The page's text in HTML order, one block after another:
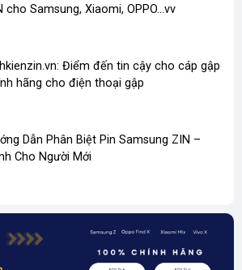
cho Samsung, Xiaomi, OPPO...vv
Điểm đến tin cậy cho cáp gập
hãng cho điện thoại gập
Dẫn Phân Biệt Pin Samsung ZIN –
Cho Người Mới